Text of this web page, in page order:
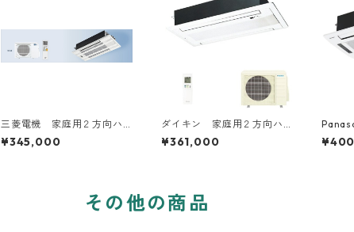
三菱電機 家庭用２方向ハ
ウジングエアコン 14～20
畳用
¥345,000
ダイキン 家庭用２方向ハ
ウジングエアコン 14～16
畳用
¥361,000
ハウ
6畳用
その他の商品